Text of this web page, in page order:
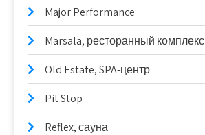
Major Performance
Marsala, ресторанный комплекс
Old Estate, SPA-центр
Pit Stop
Reflex, сауна